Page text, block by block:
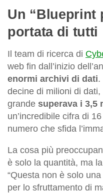
Un “Blueprint
portata di tutti
Il team di ricerca di
web fin dall’inizio
enormi archivi di dati.
decine di milioni di dati,
grande superava i 3,5
un’incredibile cifra di
numero che sfida
La cosa più
è solo la quantità, ma
“Questa non è solo
per lo sfruttamento di